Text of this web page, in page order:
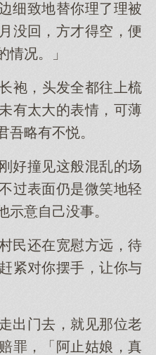
细致地替你理了理被
没回，方才得空，便
情况。」
袍，头发全都往上梳
有太大的表情，可薄
吾略有不悦。
好撞见这般混乱的场
过表面仍是微笑地轻
示意自己没事。
民还在宽慰方远，待
紧对你摆手，让你与
出门去，就见那位老
罪，「阿止姑娘，真